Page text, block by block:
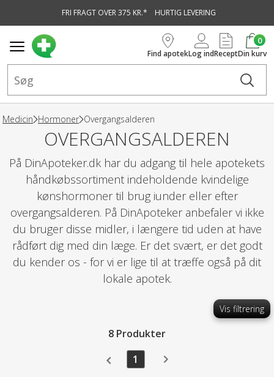
FRI FRAGT OVER 375 KR.* HURTIG LEVERING
Find apotekLog indRecept
0
Din kurv
Medicin Hormoner Overgangsalderen
OVERGANGSALDEREN
På DinApoteker.dk har du adgang til hele apotekets
håndkøbssortiment indeholdende kvindelige
kønshormoner til brug iunder eller efter
overgangsalderen. På DinApoteker anbefaler vi ikke
du bruger disse midler, i længere tid uden at have
rådført dig med din læge. Er det svært, er det godt
du kender os - for vi er lige til at træffe også på dit
lokale apotek.
Vis filtrering
8 Produkter
1